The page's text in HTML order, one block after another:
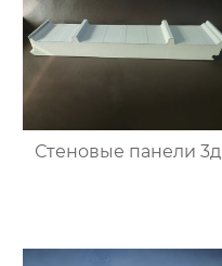
Стеновые панели 3д